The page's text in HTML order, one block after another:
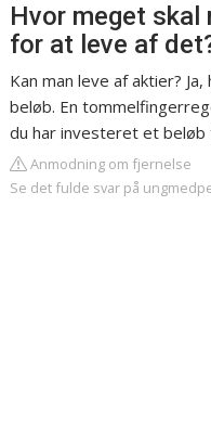
Hvor meget skal
for at leve af
Kan man leve af aktier?
beløb. En
du har investeret et
Anmodning om fjernelse
Se det fulde svar på